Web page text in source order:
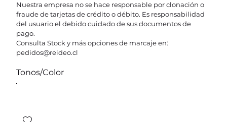
Nuestra empresa no se hace responsable por clonación o
fraude de tarjetas de crédito o débito. Es responsabilidad
del usuario el debido cuidado de sus documentos de
pago.
Consulta Stock y más opciones de marcaje en:
pedidos@reideo.cl
Tonos/Color